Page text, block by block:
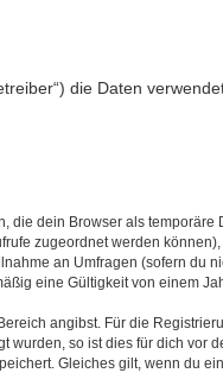
die Daten
die dein Browser als
zugeordnet werden
an Umfragen (sofern du
eine Gültigkeit von einem
angibst. Für die
so ist dies für dich vor
Gleiches gilt, wenn du